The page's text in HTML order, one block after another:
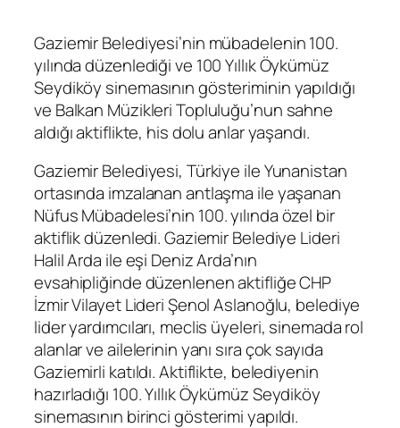
Gaziemir Belediyesi’nin mübadelenin 100.
yılında düzenlediği ve 100 Yıllık Öykümüz
Seydiköy sinemasının gösteriminin yapıldığı
ve Balkan Müzikleri Topluluğu’nun sahne
aldığı aktiflikte, his dolu anlar yaşandı.
Gaziemir Belediyesi, Türkiye ile Yunanistan
ortasında imzalanan antlaşma ile yaşanan
Nüfus Mübadelesi’nin 100. yılında özel bir
aktiflik düzenledi. Gaziemir Belediye Lideri
Halil Arda ile eşi Deniz Arda’nın
evsahipliğinde düzenlenen aktifliğe CHP
İzmir Vilayet Lideri Şenol Aslanoğlu, belediye
lider yardımcıları, meclis üyeleri, sinemada rol
alanlar ve ailelerinin yanı sıra çok sayıda
Gaziemirli katıldı. Aktiflikte, belediyenin
hazırladığı 100. Yıllık Öykümüz Seydiköy
sinemasının birinci gösterimi yapıldı.